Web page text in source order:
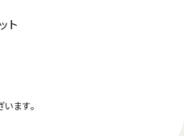
ト
ます。